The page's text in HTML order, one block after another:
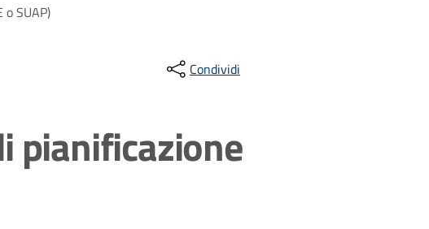
SUAP)
Condividi
pianificazione